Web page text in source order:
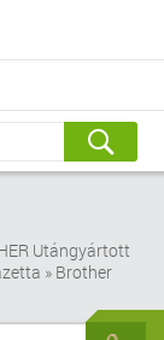
Utángyártott
» Brother